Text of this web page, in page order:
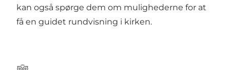
kan også spørge dem om mulighederne for at
få en guidet rundvisning i kirken.